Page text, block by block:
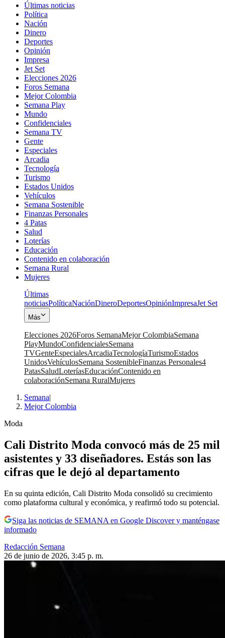
Últimas noticias
Política
Nación
Dinero
Deportes
Opinión
Impresa
Jet Set
Elecciones 2026
Foros Semana
Mejor Colombia
Semana Play
Mundo
Confidenciales
Semana TV
Gente
Especiales
Arcadia
Tecnología
Turismo
Estados Unidos
Vehículos
Semana Sostenible
Finanzas Personales
4 Patas
Salud
Loterías
Educación
Contenido en colaboración
Semana Rural
Mujeres
Últimas
noticiasPolíticaNaciónDineroDeportesOpiniónImpresaJet Set
Más
Elecciones 2026Foros SemanaMejor ColombiaSemana
PlayMundoConfidencialesSemana
TVGenteEspecialesArcadiaTecnologíaTurismoEstados
UnidosVehículosSemana SostenibleFinanzas Personales4
PatasSaludLoteríasEducaciónContenido en
colaboraciónSemana RuralMujeres
Semana|
Mejor Colombia
Moda
Cali Distrito Moda convocó más de 25 mil
asistentes y 33 diseñadores. Estás son las
cifras que le dejó al departamento
En su quinta edición, Cali Distrito Moda consolidó su crecimiento
como plataforma cultural y económica, y reafirmó todo su potencial.
Siga las noticias de SEMANA en Google Discover y manténgase
informado
Redacción Semana
26 de junio de 2026, 3:45 p. m.